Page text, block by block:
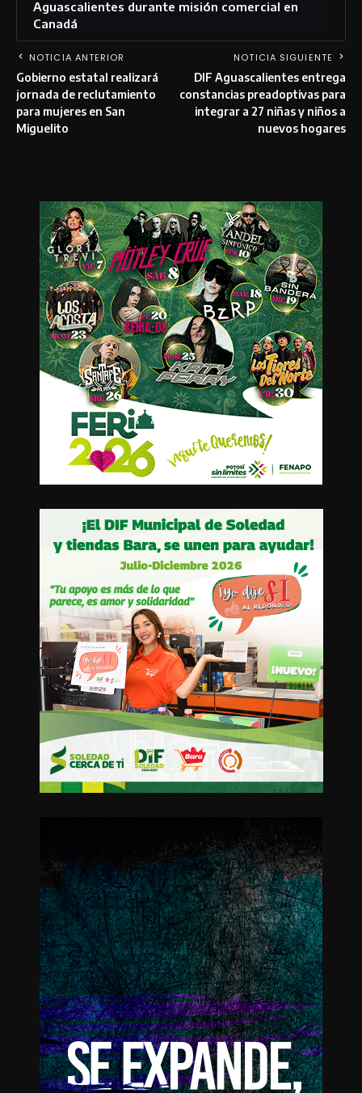
Aguascalientes durante misión comercial en
Canadá
NOTICIA ANTERIOR
Gobierno estatal realizará
jornada de reclutamiento
para mujeres en San
Miguelito
NOTICIA SIGUIENTE
DIF Aguascalientes entrega
constancias preadoptivas para
integrar a 27 niñas y niños a
nuevos hogares